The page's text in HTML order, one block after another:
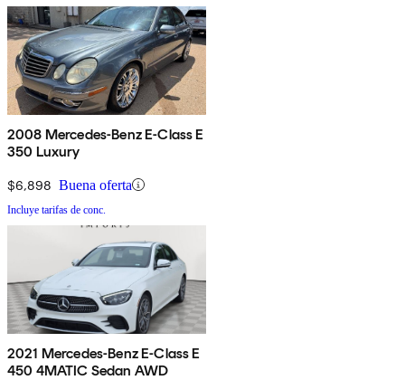
2008 Mercedes-Benz E-Class E
350 Luxury
$6,898 Buena oferta
Incluye tarifas de conc.
2021 Mercedes-Benz E-Class E
450 4MATIC Sedan AWD